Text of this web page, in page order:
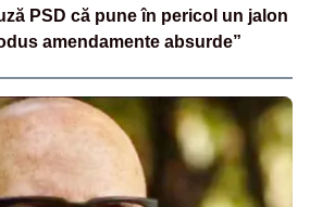
PSD că pune în pericol un jalon
amendamente absurde”